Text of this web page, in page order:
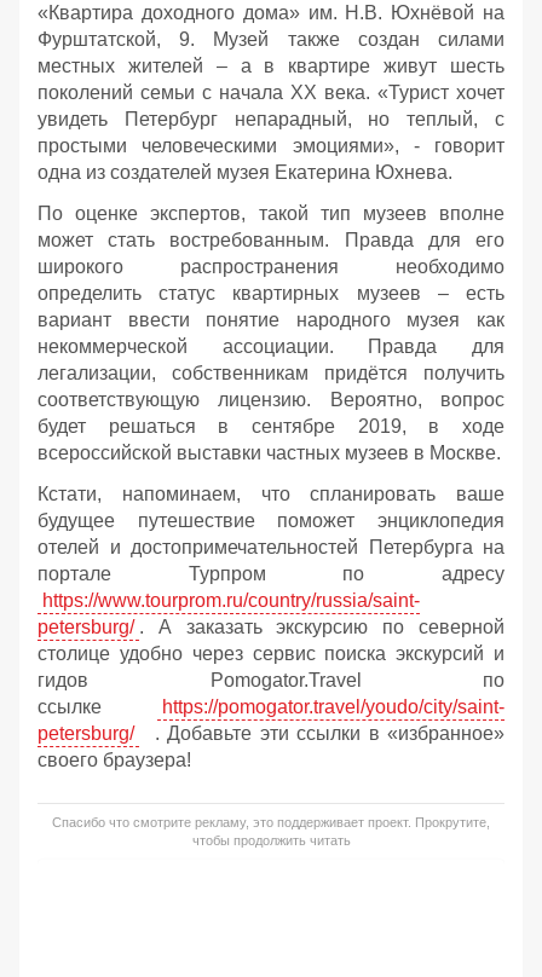
«Квартира доходного дома» им. Н.В. Юхнёвой на
Фурштатской, 9. Музей также создан силами
местных жителей – а в квартире живут шесть
поколений семьи с начала ХХ века. «Турист хочет
увидеть Петербург непарадный, но теплый, с
простыми человеческими эмоциями», - говорит
одна из создателей музея Екатерина Юхнева.
По оценке экспертов, такой тип музеев вполне
может стать востребованным. Правда для его
широкого распространения необходимо
определить статус квартирных музеев – есть
вариант ввести понятие народного музея как
некоммерческой ассоциации. Правда для
легализации, собственникам придётся получить
соответствующую лицензию. Вероятно, вопрос
будет решаться в сентябре 2019, в ходе
всероссийской выставки частных музеев в Москве.
Кстати, напоминаем, что спланировать ваше
будущее путешествие поможет энциклопедия
отелей и достопримечательностей Петербурга на
портале Турпром по адресу
https://www.tourprom.ru/country/russia/saint-
petersburg/ . А заказать экскурсию по северной
столице удобно через сервис поиска экскурсий и
гидов Pomogator.Travel по
ссылке
https://pomogator.travel/youdo/city/saint-
petersburg/
. Добавьте эти ссылки в «избранное»
своего браузера!
Спасибо что смотрите рекламу, это поддерживает проект. Прокрутите,
чтобы продолжить читать